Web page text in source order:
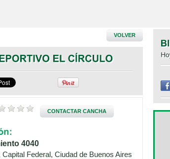
VOLVER
CONTACTAR CANCHA
4040
Capital Federal, Ciudad de Buenos Aires